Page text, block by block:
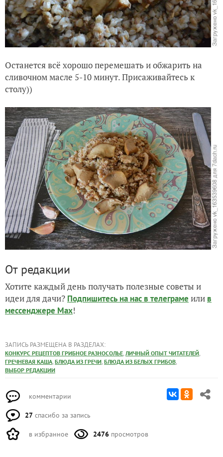
Останется всё хорошо перемешать и обжарить на
сливочном масле 5-10 минут. Присаживайтесь к
столу))
От редакции
Хотите каждый день получать полезные советы и
идеи для дачи? Подпишитесь на нас в телеграме или в
мессенджере Max!
ЗАПИСЬ РАЗМЕЩЕНА В РАЗДЕЛАХ:
КОНКУРС РЕЦЕПТОВ ГРИБНОЕ РАЗНОСОЛЬЕ, ЛИЧНЫЙ ОПЫТ ЧИТАТЕЛЕЙ,
ГРЕЧНЕВАЯ КАША, БЛЮДА ИЗ ГРЕЧИ, БЛЮДА ИЗ БЕЛЫХ ГРИБОВ,
ВЫБОР РЕДАКЦИИ
комментарии
27 спасибо за запись
в избранное 2476 просмотров